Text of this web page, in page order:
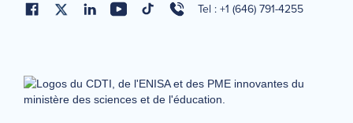
Tel : +1 (646) 791-4255